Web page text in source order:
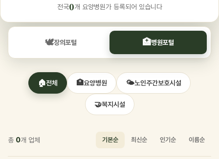
전국0개 요양병원가 등록되어 있습니다
🕊️장의포털 🏥병원포털
🏠전체 🏥요양병원 🌤️노인주간보호시설
🤝복지시설
총 0개 업체 기본순 최신순 인기순 이름순